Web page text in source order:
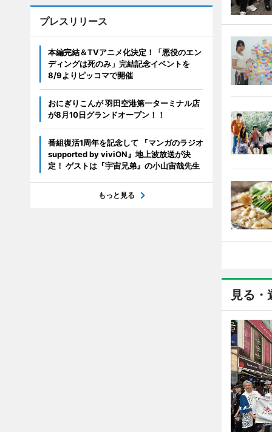
見る・
プレスリリース
本編完結＆TVアニメ化決定！「悪役のエン
ディングは死のみ」完結記念イベントを
8/9よりピッコマで開催
おにぎりこんが 羽田空港第一ターミナル店
が8月10日グランドオープン！！
番組復活1周年を記念して 『マンガのラジオ
supported by viviON』地上波放送が決
定！ ゲストは『宇宙兄弟』の小山宙哉先生
もっと見る